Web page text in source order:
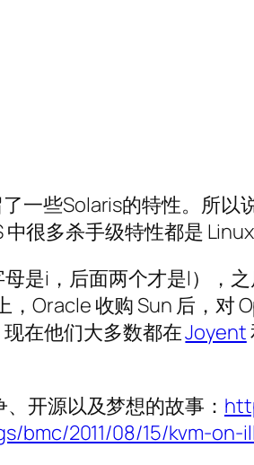
一些Solaris的特性。所以
很多杀手级特性都是 Linux
是i，后面两个才是l），
Oracle 收购 Sun 后，对
在他们大多数都在Joyent
开源以及梦想的故事：
bmc/2011/08/15/kvm-on-